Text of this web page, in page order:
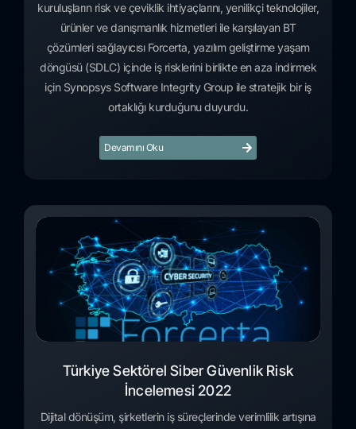
kuruluşların risk ve çeviklik ihtiyaçlarını, yenilikçi teknolojiler,
ürünler ve danışmanlık hizmetleri ile karşılayan BT
çözümleri sağlayıcısı Forcerta, yazılım geliştirme yaşam
döngüsü (SDLC) içinde iş risklerini birlikte en aza indirmek
için Synopsys Software Integrity Group ile stratejik bir iş
ortaklığı kurduğunu duyurdu.
Devamını Oku
Türkiye Sektörel Siber Güvenlik Risk
İncelemesi 2022
Dijital dönüşüm, şirketlerin iş süreçlerinde verimlilik artışına